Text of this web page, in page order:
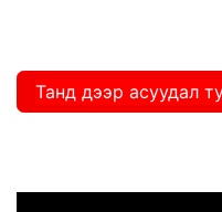
Танд дээр асуудал